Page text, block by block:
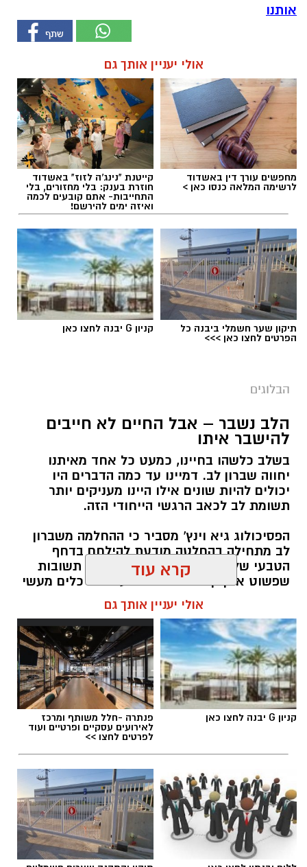
אותנו
אולי יעניין אותך גם
מחפשים עורך דין באשדוד
לרשימה המלאה כנסו כאן >
קייטנת "נינג'ה לזוז" באשדוד
חוזרת בענק: בלי מחזורים, בלי
התחייבות- אתם קובעים לכמה
ואיזה ימים להירשם!
תיקון שער חשמלי ביבנה כל
הפרטים לחצו כאן >>>
קניון G יבנה לחצו כאן
הבלוגים
הלב נשבר – אבל החיים לא חייבים
להישבר איתו
בשלב כלשהו בחיינו, כמעט כל אחד מאיתנו
יחווה שברון לב. דמיינו עד כמה הדברים היו
יכולים להיות שונים אילו היינו מעניקים יותר
תשומת לב לכאב הרגשי הייחודי הזה.
הפסיכולוג גיא וינץ' מסביר כי ההחלמה משברון
לב מתחילה בהחלטה מודעת להילחם בדחף
הטבעי שלנו לייפות את העבר ולחפש תשובות
שפשוט אינן קיימות. הוא מציע ארגז כלים מעשי
שיעזור לנו, בהדרגה, להשתחרר מהכאב ולהמשיך
הלב שלנו אולי נשבר לפעמים, אבל אנחנו לא
חייבים להישבר יחד איתו.
מערכת האתר / 09:04 23.07.26
תגים:טד
קרא עוד
אולי יעניין אותך גם
קניון G יבנה לחצו כאן פנתרה -חלל משותף ומרכז
לאירועים עסקיים ופרטיים ועוד
לפרטים לחצו >>